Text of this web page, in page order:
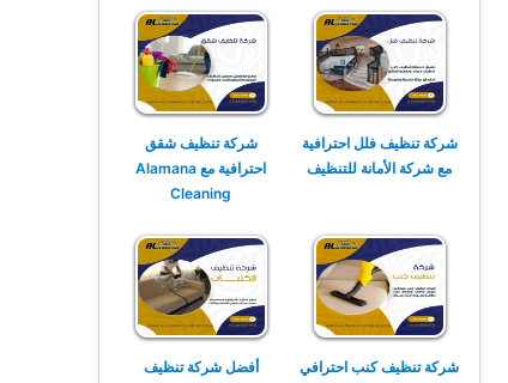
شركة تنظيف فلل احترافية
مع شركة الأمانة للتنظيف
شركة تنظيف شقق
احترافية مع Alamana
Cleaning
شركة تنظيف كنب احترافي
أفضل شركة تنظيف